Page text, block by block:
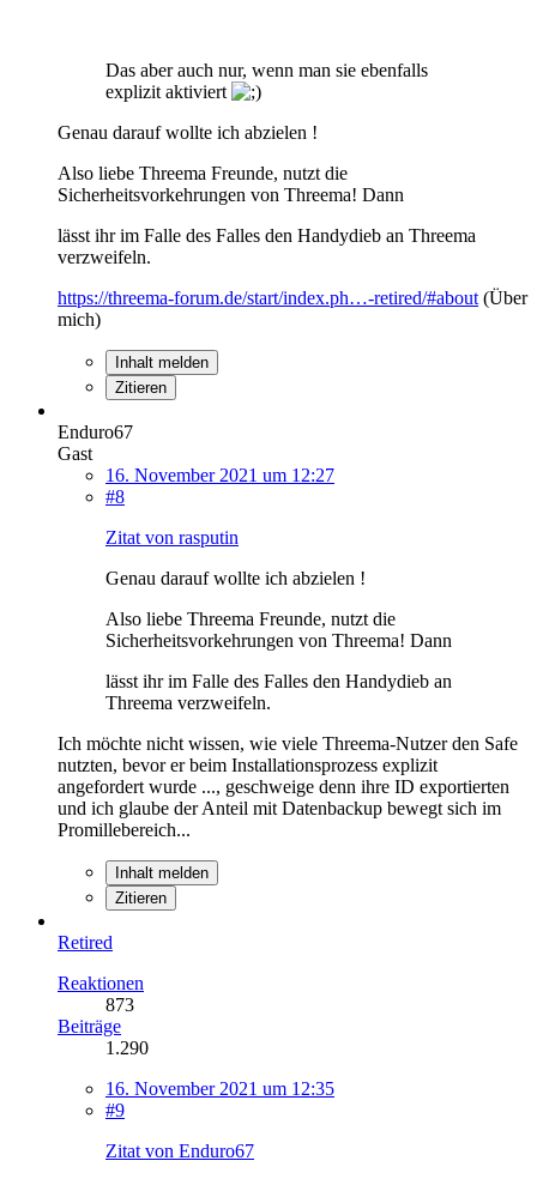
Das aber auch nur, wenn man sie ebenfalls
explizit aktiviert
Genau darauf wollte ich abzielen !
Also liebe Threema Freunde, nutzt die
Sicherheitsvorkehrungen von Threema! Dann
lässt ihr im Falle des Falles den Handydieb an Threema
verzweifeln.
https://threema-forum.de/start/index.ph…-retired/#about (Über
mich)
Inhalt melden
Zitieren
Enduro67
Gast
16. November 2021 um 12:27
#8
Zitat von rasputin
Genau darauf wollte ich abzielen !
Also liebe Threema Freunde, nutzt die
Sicherheitsvorkehrungen von Threema! Dann
lässt ihr im Falle des Falles den Handydieb an
Threema verzweifeln.
Ich möchte nicht wissen, wie viele Threema-Nutzer den Safe
nutzten, bevor er beim Installationsprozess explizit
angefordert wurde ..., geschweige denn ihre ID exportierten
und ich glaube der Anteil mit Datenbackup bewegt sich im
Promillebereich...
Inhalt melden
Zitieren
Retired
Reaktionen
873
Beiträge
1.290
16. November 2021 um 12:35
#9
Zitat von Enduro67